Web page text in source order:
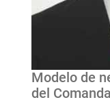
Modelo de
del